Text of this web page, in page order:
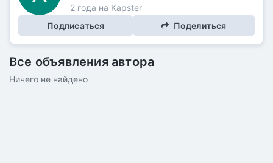
2 года на Kapster
Подписаться
Поделиться
Все объявления автора
Ничего не найдено